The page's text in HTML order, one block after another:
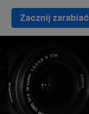
Zacznij zarabiać